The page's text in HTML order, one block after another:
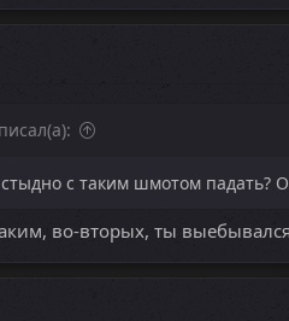
стыдно с таким шмотом падать?
во-вторых, ты